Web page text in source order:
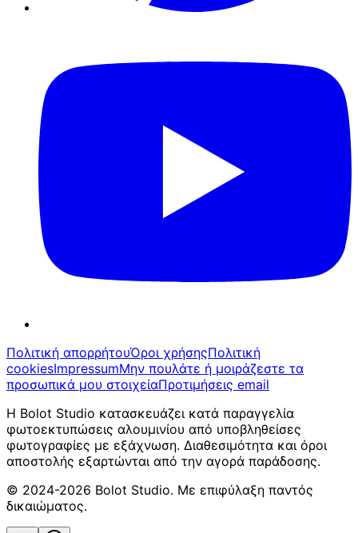
Πολιτική απορρήτουΌροι χρήσηςΠολιτική
cookiesImpressumΜην πουλάτε ή μοιράζεστε τα
προσωπικά μου στοιχείαΠροτιμήσεις email
Η Bolot Studio κατασκευάζει κατά παραγγελία
φωτοεκτυπώσεις αλουμινίου από υποβληθείσες
φωτογραφίες με εξάχνωση. Διαθεσιμότητα και όροι
αποστολής εξαρτώνται από την αγορά παράδοσης.
© 2024-2026 Bolot Studio. Με επιφύλαξη παντός
δικαιώματος.